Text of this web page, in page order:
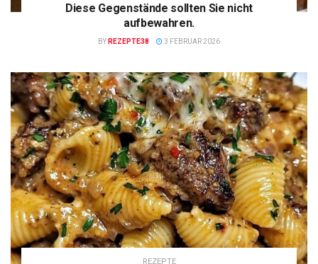
Diese Gegenstände sollten Sie nicht
aufbewahren.
BY REZEPTE38 3 FEBRUAR 2026
REZEPTE